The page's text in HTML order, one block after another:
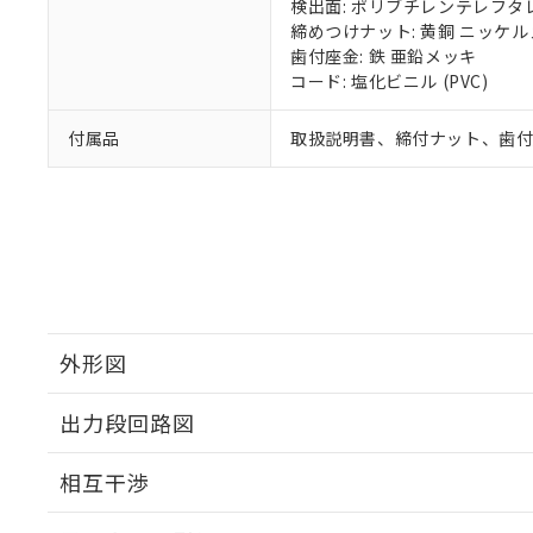
検出面: ポリブチレンテレフタ
締めつけナット: 黄銅 ニッケル
歯付座金: 鉄 亜鉛メッキ
コード: 塩化ビニル (PVC)
付属品 取扱説明書、締付ナット、歯
外形図
出力段回路図
相互干渉